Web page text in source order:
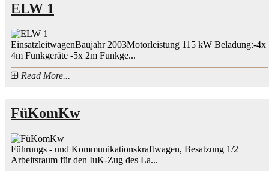
ELW 1
EinsatzleitwagenBaujahr 2003Motorleistung 115 kW Beladung:-4x
4m Funkgeräte -5x 2m Funkge...
Read More...
FüKomKw
Führungs - und Kommunikationskraftwagen, Besatzung 1/2
Arbeitsraum für den IuK-Zug des La...